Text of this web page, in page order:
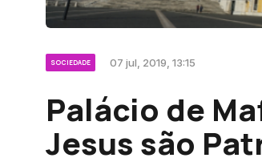
SOCIEDADE 07 jul, 2019, 13:15
Palácio de
Jesus são